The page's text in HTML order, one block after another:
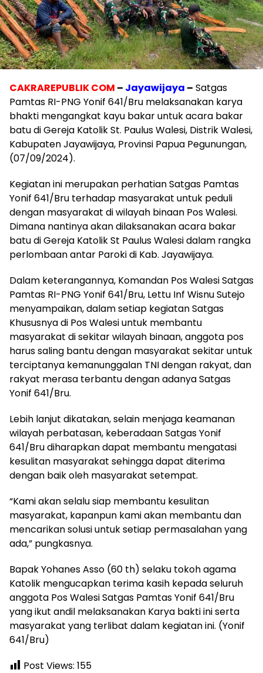
CAKRAREPUBLIK COM – Jayawijaya – Satgas
Pamtas RI-PNG Yonif 641/Bru melaksanakan karya
bhakti mengangkat kayu bakar untuk acara bakar
batu di Gereja Katolik St. Paulus Walesi, Distrik Walesi,
Kabupaten Jayawijaya, Provinsi Papua Pegunungan,
(07/09/2024).
Kegiatan ini merupakan perhatian Satgas Pamtas
Yonif 641/Bru terhadap masyarakat untuk peduli
dengan masyarakat di wilayah binaan Pos Walesi.
Dimana nantinya akan dilaksanakan acara bakar
batu di Gereja Katolik St Paulus Walesi dalam rangka
perlombaan antar Paroki di Kab. Jayawijaya.
Dalam keterangannya, Komandan Pos Walesi Satgas
Pamtas RI-PNG Yonif 641/Bru, Lettu Inf Wisnu Sutejo
menyampaikan, dalam setiap kegiatan Satgas
Khususnya di Pos Walesi untuk membantu
masyarakat di sekitar wilayah binaan, anggota pos
harus saling bantu dengan masyarakat sekitar untuk
terciptanya kemanunggalan TNI dengan rakyat, dan
rakyat merasa terbantu dengan adanya Satgas
Yonif 641/Bru.
Lebih lanjut dikatakan, selain menjaga keamanan
wilayah perbatasan, keberadaan Satgas Yonif
641/Bru diharapkan dapat membantu mengatasi
kesulitan masyarakat sehingga dapat diterima
dengan baik oleh masyarakat setempat.
“Kami akan selalu siap membantu kesulitan
masyarakat, kapanpun kami akan membantu dan
mencarikan solusi untuk setiap permasalahan yang
ada,” pungkasnya.
Bapak Yohanes Asso (60 th) selaku tokoh agama
Katolik mengucapkan terima kasih kepada seluruh
anggota Pos Walesi Satgas Pamtas Yonif 641/Bru
yang ikut andil melaksanakan Karya bakti ini serta
masyarakat yang terlibat dalam kegiatan ini. (Yonif
641/Bru)
Post Views: 155